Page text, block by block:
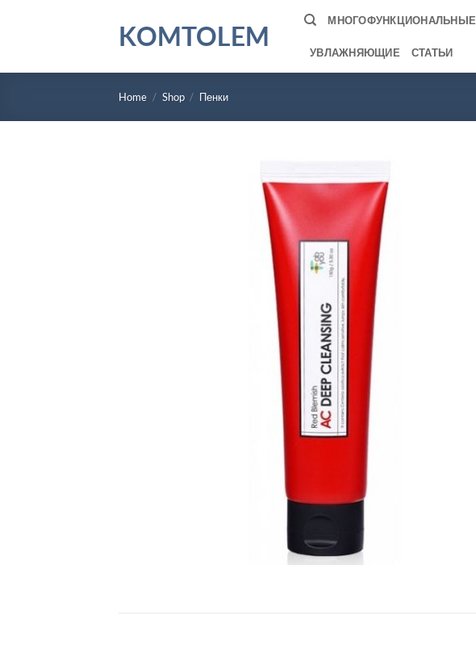
KOMTOLEM МНОГОФУНКЦИОНАЛЬНЫЕ
УВЛАЖНЯЮЩИЕ СТАТЬИ
Home / Shop / Пенки